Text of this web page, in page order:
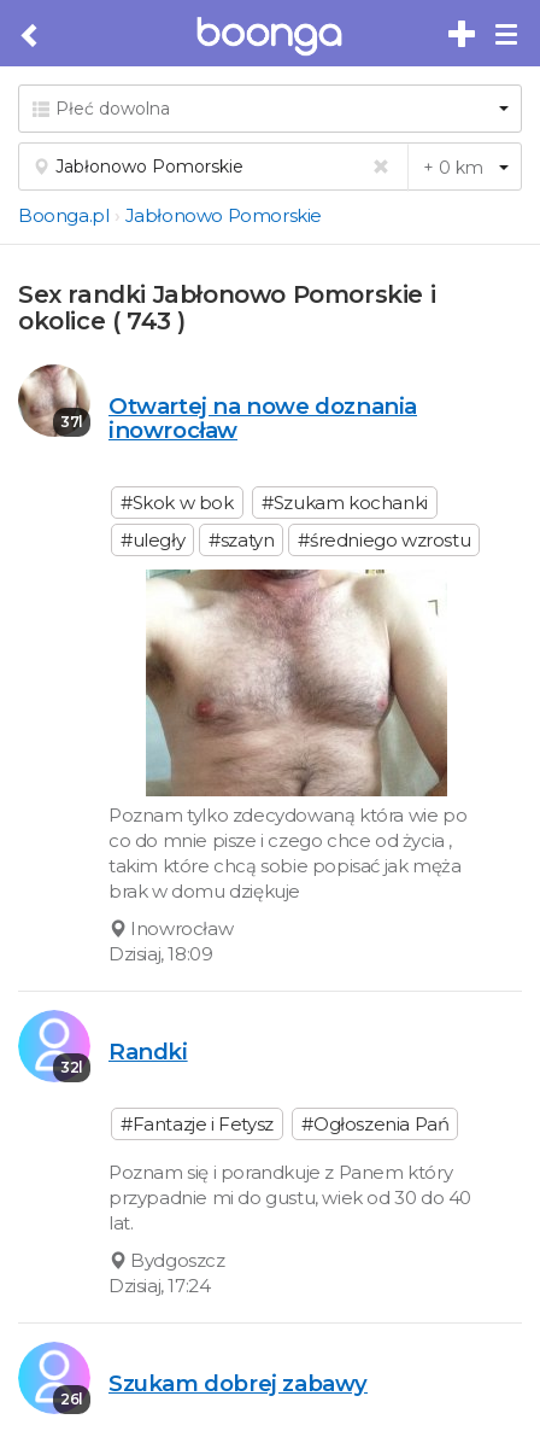
Boonga.pl Jabłonowo Pomorskie
Sex randki Jabłonowo Pomorskie i
okolice ( 743 )
37l
Otwartej na nowe doznania
inowrocław
#Skok w bok
#Szukam kochanki
#uległy
#szatyn #średniego wzrostu
Poznam tylko zdecydowaną która wie po
co do mnie pisze i czego chce od życia ,
takim które chcą sobie popisać jak męża
brak w domu dziękuje
Inowrocław
Dzisiaj, 18:09
32l
Randki
#Fantazje i Fetysz #Ogłoszenia Pań
Poznam się i porandkuje z Panem który
przypadnie mi do gustu, wiek od 30 do 40
lat.
Bydgoszcz
Dzisiaj, 17:24
26l
Szukam dobrej zabawy